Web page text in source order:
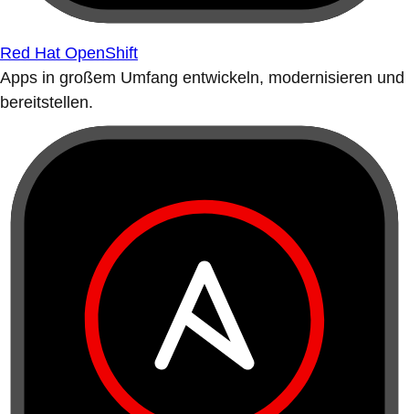
Red Hat OpenShift
Apps in großem Umfang entwickeln, modernisieren und
bereitstellen.